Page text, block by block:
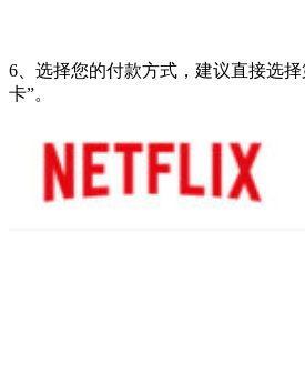
6、选择您的付款方式，建议直接选
卡”。